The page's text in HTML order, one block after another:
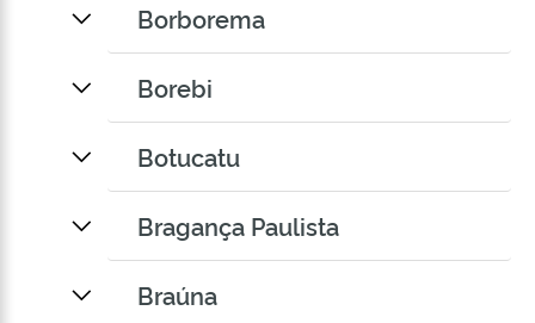
Borborema
Borebi
Botucatu
Bragança Paulista
Braúna